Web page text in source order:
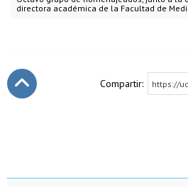
directora académica de la Facultad de
Compartir: https://